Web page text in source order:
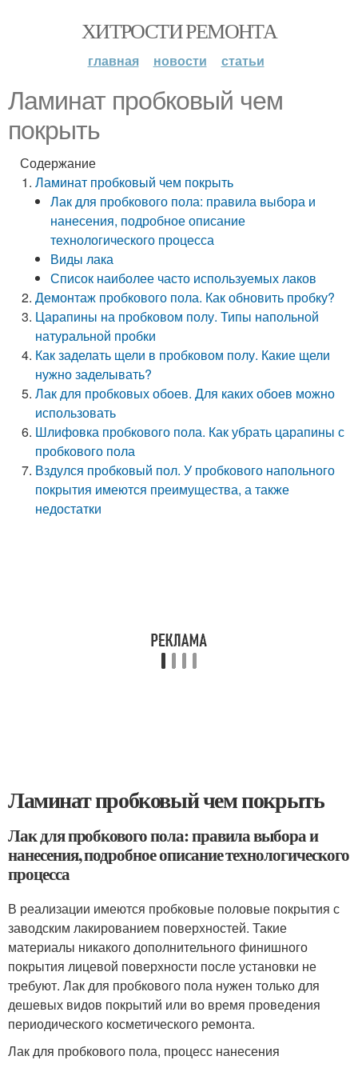
ХИТРОСТИ РЕМОНТА
главная новости статьи
Ламинат пробковый чем
покрыть
Содержание
Ламинат пробковый чем покрыть
Лак для пробкового пола: правила выбора и
нанесения, подробное описание
технологического процесса
Виды лака
Список наиболее часто используемых лаков
Демонтаж пробкового пола. Как обновить пробку?
Царапины на пробковом полу. Типы напольной
натуральной пробки
Как заделать щели в пробковом полу. Какие щели
нужно заделывать?
Лак для пробковых обоев. Для каких обоев можно
использовать
Шлифовка пробкового пола. Как убрать царапины с
пробкового пола
Вздулся пробковый пол. У пробкового напольного
покрытия имеются преимущества, а также
недостатки
Ламинат пробковый чем покрыть
Лак для пробкового пола: правила выбора и
нанесения, подробное описание технологического
процесса
В реализации имеются пробковые половые покрытия с
заводским лакированием поверхностей. Такие
материалы никакого дополнительного финишного
покрытия лицевой поверхности после установки не
требуют. Лак для пробкового пола нужен только для
дешевых видов покрытий или во время проведения
периодического косметического ремонта.
Лак для пробкового пола, процесс нанесения